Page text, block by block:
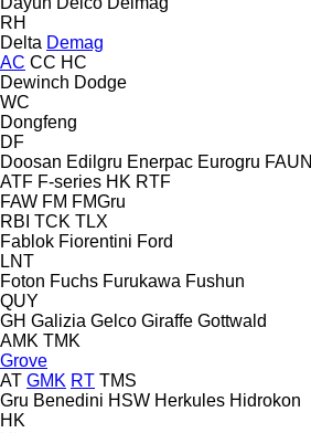
RH
Delta Demag
AC CC HC
Dewinch Dodge
WC
Dongfeng
DF
Doosan Edilgru Enerpac Eurogru FAUN
ATF F-series HK RTF
FAW FM FMGru
RBI TCK TLX
Fablok Fiorentini Ford
LNT
Foton Fuchs Furukawa Fushun
QUY
GH Galizia Gelco Giraffe Gottwald
AMK TMK
Grove
AT GMK RT TMS
Gru Benedini HSW Herkules Hidrokon
HK